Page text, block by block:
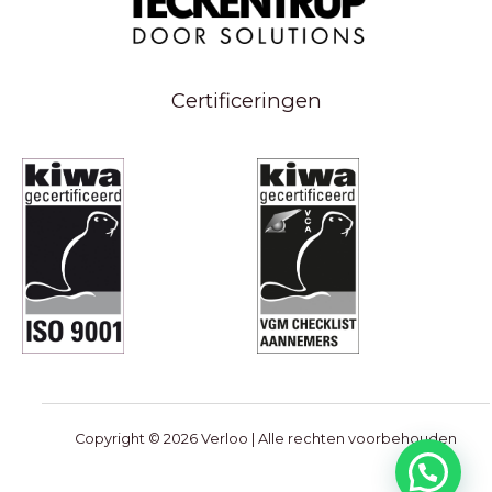
Certificeringen
Copyright © 2026 Verloo | Alle rechten voorbehouden